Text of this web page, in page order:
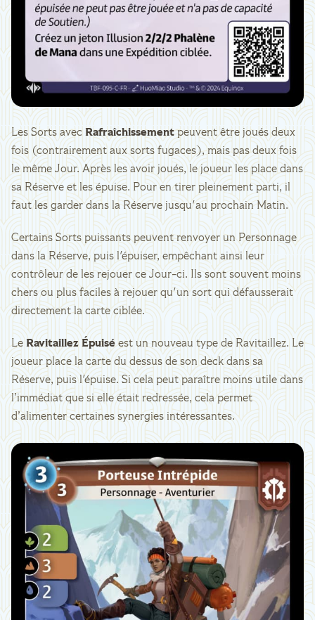
Les Sorts avec Rafraîchissementpeuvent être joués deux
fois (contrairement aux sorts fugaces), mais pas deux fois
le même Jour. Après les avoir joués, le joueur les place dans
sa Réserve et les épuise. Pour en tirer pleinement parti, il
faut les garder dans la Réserve jusqu'au prochain Matin.
Certains Sorts puissants peuvent renvoyer un Personnage
dans la Réserve, puis l'épuiser, empêchant ainsi leur
contrôleur de les rejouer ce Jour-ci. Ils sont souvent moins
chers ou plus faciles à rejouer qu'un sort qui défausserait
directement la carte ciblée.
Le Ravitaillez Épuiséest un nouveau type de Ravitaillez. Le
joueur place la carte du dessus de son deck dans sa
Réserve, puis l'épuise. Si cela peut paraître moins utile dans
l’immédiat que si elle était redressée, cela permet
d’alimenter certaines synergies intéressantes.